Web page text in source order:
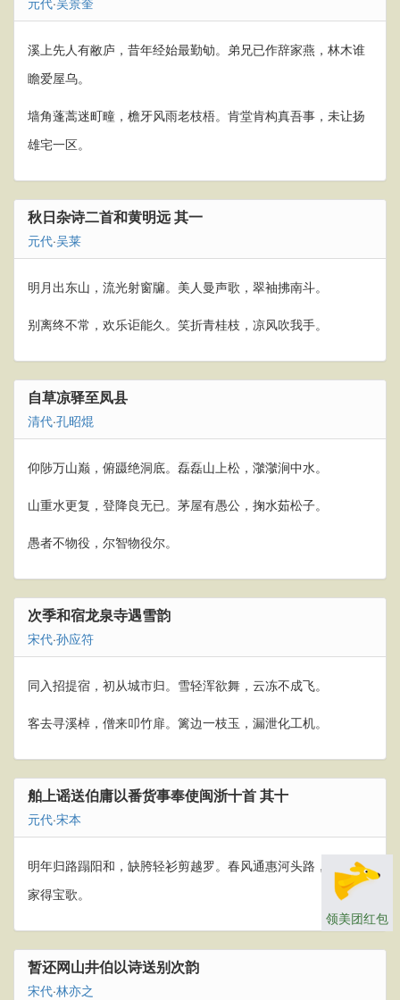
溪上先人有敝庐，昔年经始最勤劬。弟兄已作辞家燕，林木谁
瞻爱屋乌。
墙角蓬蒿迷町疃，檐牙风雨老枝梧。肯堂肯构真吾事，未让扬
雄宅一区。
秋日杂诗二首和黄明远 其一
元代·吴莱
明月出东山，流光射窗牖。美人曼声歌，翠袖拂南斗。
别离终不常，欢乐讵能久。笑折青桂枝，凉风吹我手。
自草凉驿至凤县
清代·孔昭焜
仰陟万山巅，俯蹑绝洞底。磊磊山上松，㶁㶁涧中水。
山重水更复，登降良无已。茅屋有愚公，掬水茹松子。
愚者不物役，尔智物役尔。
次季和宿龙泉寺遇雪韵
宋代·孙应符
同入招提宿，初从城市归。雪轻浑欲舞，云冻不成飞。
客去寻溪棹，僧来叩竹扉。篱边一枝玉，漏泄化工机。
舶上谣送伯庸以番货事奉使闽浙十首 其十
元代·宋本
明年归路蹋阳和，缺胯轻衫剪越罗。春风通惠河头路，还与官
家得宝歌。
暂还网山井伯以诗送别次韵
宋代·林亦之
领美团红包